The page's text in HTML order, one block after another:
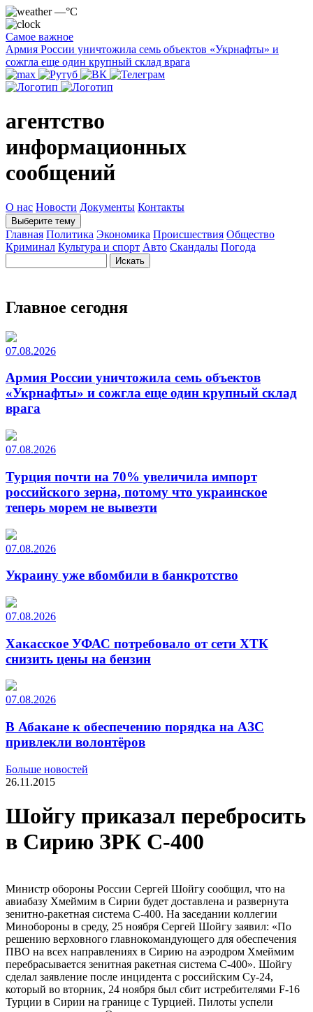
—°C
Самое важное
Армия России уничтожила семь объектов «Укрнафты» и
сожгла еще один крупный склад врага
агентство
информационных
сообщений
О нас Новости Документы Контакты
Выберите тему
Главная Политика Экономика Происшествия Общество
Криминал Культура и спорт Авто Скандалы Погода
Главное сегодня
07.08.2026
Армия России уничтожила семь объектов
«Укрнафты» и сожгла еще один крупный склад
врага
07.08.2026
Турция почти на 70% увеличила импорт
российского зерна, потому что украинское
теперь морем не вывезти
07.08.2026
Украину уже вбомбили в банкротство
07.08.2026
Хакасское УФАС потребовало от сети ХТК
снизить цены на бензин
07.08.2026
В Абакане к обеспечению порядка на АЗС
привлекли волонтёров
Больше новостей
26.11.2015
Шойгу приказал перебросить
в Сирию ЗРК С-400
Министр обороны России Сергей Шойгу сообщил, что на
авиабазу Хмеймим в Сирии будет доставлена и развернута
зенитно-ракетная система С-400. На заседании коллегии
Минобороны в среду, 25 ноября Сергей Шойгу заявил: «По
решению верховного главнокомандующего для обеспечения
ПВО на всех направлениях в Сирию на аэродром Хмеймим
перебрасывается зенитная ракетная система С-400». Шойгу
сделал заявление после инцидента с российским Су-24,
который во вторник, 24 ноября был сбит истребителями F-16
Турции в Сирии на границе с Турцией. Пилоты успели